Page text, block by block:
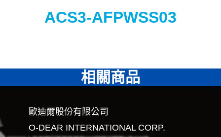
ACS3-AFPWSS03
相關商品
歐迪爾股份有限公司
O-DEAR INTERNATIONAL CORP.